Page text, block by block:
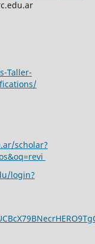
Taller-
scholar?
login?